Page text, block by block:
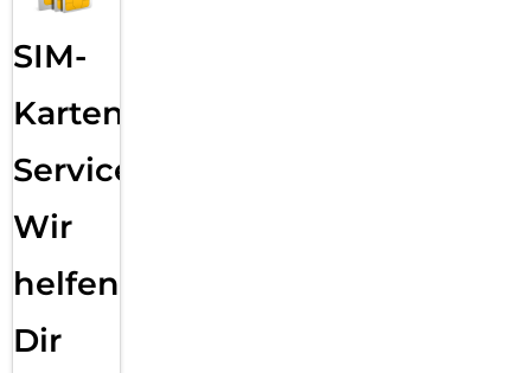
SIM-
Karten
Service:
Wir
helfen
Dir